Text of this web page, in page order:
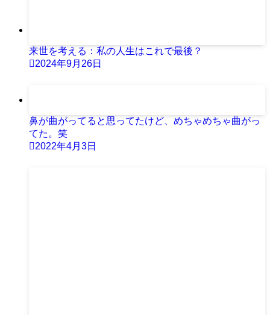
来世を考える：私の人生はこれで最後？
2024年9月26日
鼻が曲がってると思ってたけど、めちゃめちゃ曲がっ
てた。笑
2022年4月3日